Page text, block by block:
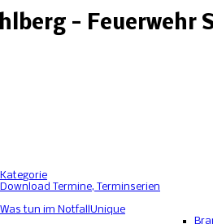
- Feuerwehr
Kategorie
Download Termine, Terminserien
Was tun im Notfall Unique